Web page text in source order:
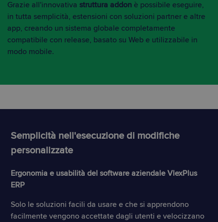
Grazie all'innovativa struttura addon è possibile eseguire,
in tutta semplicità, estensioni con soluzioni partner e altre
app, creando un sistema globale completamente
compatibile con release, basato su Web e utilizzabile in
modo mobile.
Semplicità nell'esecuzione di modifiche
personalizzate
Ergonomia e usabilità del software aziendale VlexPlus
ERP
Solo le soluzioni facili da usare e che si apprendono
facilmente vengono accettate dagli utenti e velocizzano